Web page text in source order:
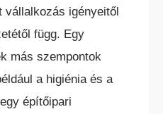
vállalkozás igényeitől
függ. Egy
más szempontok
a higiénia és a
építőipari